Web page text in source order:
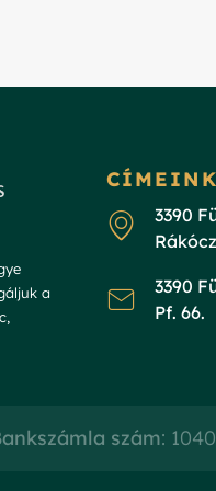
a
CÍMEINK
3390
3390
Pf. 66.
szám: